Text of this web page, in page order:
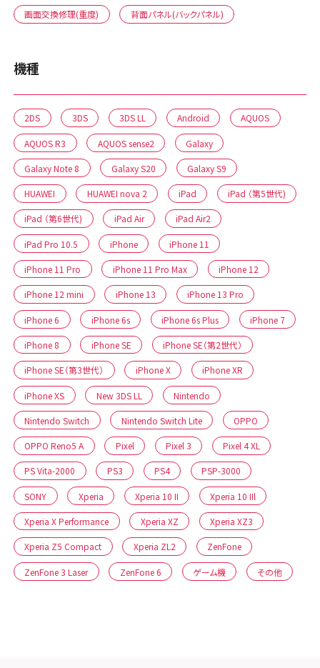
画面交換修理(重度) 背面パネル(バックパネル)
機種
2DS 3DS 3DS LL Android AQUOS
AQUOS R3 AQUOS sense2 Galaxy
Galaxy Note 8 Galaxy S20 Galaxy S9
HUAWEI HUAWEI nova 2 iPad iPad （第5世代)
iPad （第6世代) iPad Air iPad Air2
iPad Pro 10.5 iPhone iPhone 11
iPhone 11 Pro iPhone 11 Pro Max iPhone 12
iPhone 12 mini iPhone 13 iPhone 13 Pro
iPhone 6 iPhone 6s iPhone 6s Plus iPhone 7
iPhone 8 iPhone SE iPhone SE（第2世代）
iPhone SE（第3世代） iPhone X iPhone XR
iPhone XS New 3DS LL Nintendo
Nintendo Switch Nintendo Switch Lite OPPO
OPPO Reno5 A Pixel Pixel 3 Pixel 4 XL
PS Vita-2000 PS3 PS4 PSP-3000
SONY Xperia Xperia 10 II Xperia 10 IIl
Xperia X Performance Xperia XZ Xperia XZ3
Xperia Z5 Compact Xperia ZL2 ZenFone
ZenFone 3 Laser ZenFone 6 ゲーム機 その他